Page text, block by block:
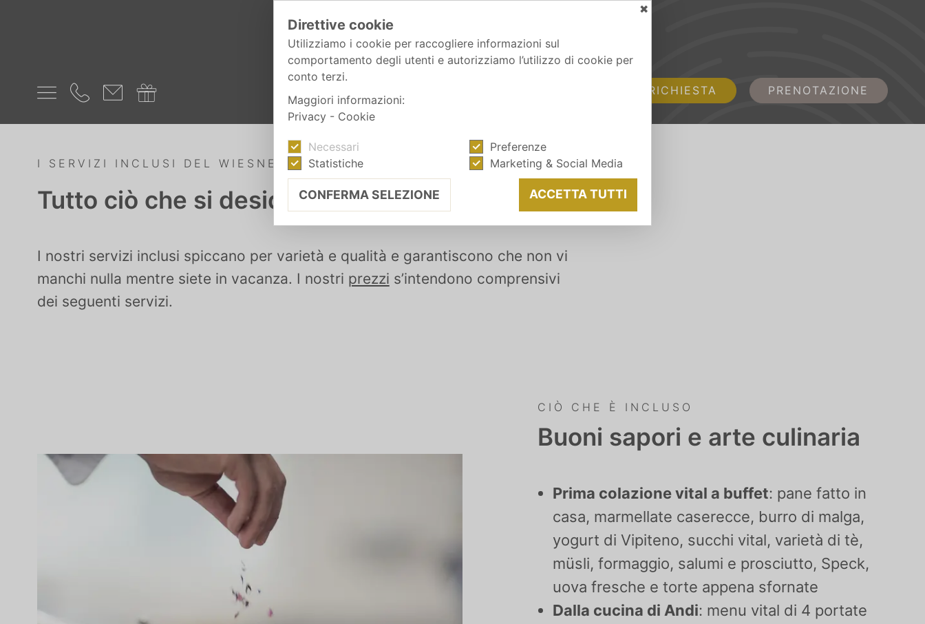
RICHIESTA PRENOTAZIONE
I SERVIZI INCLUSI DEL WIESNERHOF
Tutto ciò che si desidera in vacanza
I nostri servizi inclusi spiccano per varietà e qualità e garantiscono che non vi
manchi nulla mentre siete in vacanza. I nostri prezzi s’intendono comprensivi
dei seguenti servizi.
CIÒ CHE È INCLUSO
Buoni sapori e arte culinaria
Prima colazione vital a buffet: pane fatto in
casa, marmellate caserecce, burro di malga,
yogurt di Vipiteno, succhi vital, varietà di tè,
müsli, formaggio, salumi e prosciutto, Speck,
uova fresche e torte appena sfornate
Dalla cucina di Andi: menu vital di 4 portate
✖
Direttive cookie
Utilizziamo i cookie per raccogliere informazioni sul
comportamento degli utenti e autorizziamo l’utilizzo di cookie per
conto terzi.
Maggiori informazioni:
Privacy - Cookie
Necessari
Preferenze
Statistiche
Marketing & Social Media
CONFERMA SELEZIONE ACCETTA TUTTI